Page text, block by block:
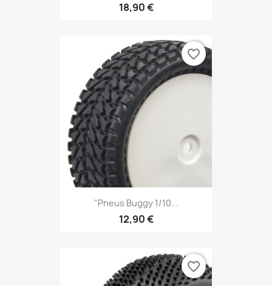
18,90 €
"Pneus Buggy 1/10...
12,90 €
favorite_border
favorite_border